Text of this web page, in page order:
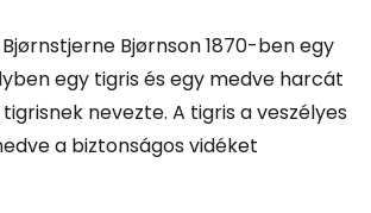
Bjørnson 1870-ben egy
egy tigris és egy medve harcát
nevezte. A tigris a veszélyes
a biztonságos vidéket